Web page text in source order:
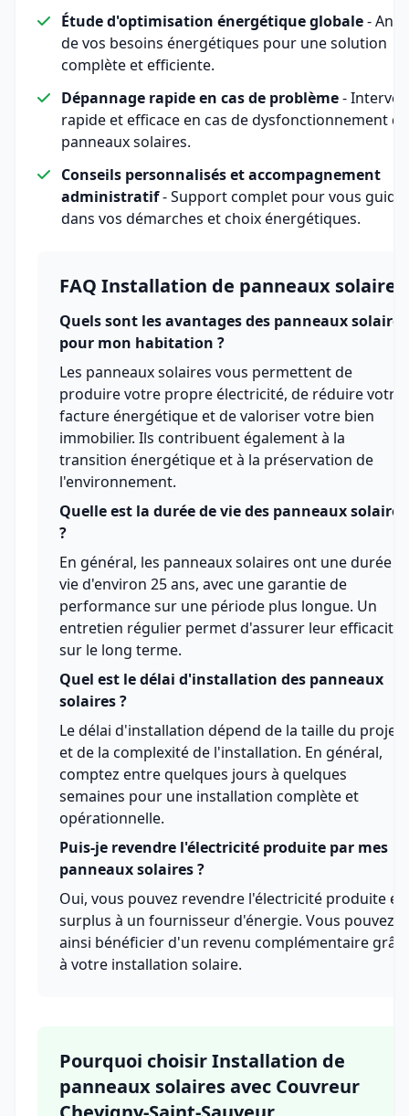
Étude d'optimisation énergétique globale-
de vos besoins énergétiques pour une solution
complète et efficiente.
Dépannage rapide en cas de problème-
rapide et efficace en cas de dysfonctionnement
panneaux solaires.
Conseils personnalisés et accompagnement
administratif- Support complet pour vous
dans vos démarches et choix énergétiques.
FAQ Installation de panneaux solaires
Quels sont les avantages des panneaux solaires
pour mon habitation ?
Les panneaux solaires vous permettent de
produire votre propre électricité, de réduire votre
facture énergétique et de valoriser votre bien
immobilier. Ils contribuent également à la
transition énergétique et à la préservation de
l'environnement.
Quelle est la durée de vie des panneaux solaires
?
En général, les panneaux solaires ont une durée
vie d'environ 25 ans, avec une garantie de
performance sur une période plus longue. Un
entretien régulier permet d'assurer leur efficacité
sur le long terme.
Quel est le délai d'installation des panneaux
solaires ?
Le délai d'installation dépend de la taille du projet
et de la complexité de l'installation. En général,
comptez entre quelques jours à quelques
semaines pour une installation complète et
opérationnelle.
Puis-je revendre l'électricité produite par mes
panneaux solaires ?
Oui, vous pouvez revendre l'électricité produite en
surplus à un fournisseur d'énergie. Vous pouvez
ainsi bénéficier d'un revenu complémentaire
à votre installation solaire.
Pourquoi choisir Installation de
panneaux solaires avec Couvreur